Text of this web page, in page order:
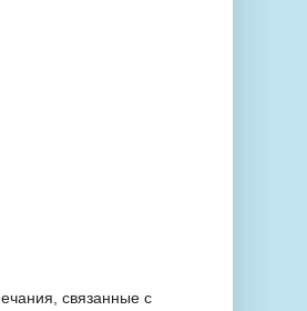
связанные с